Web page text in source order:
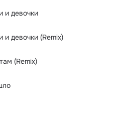
и девочки
и девочки (Remix)
(Remix)